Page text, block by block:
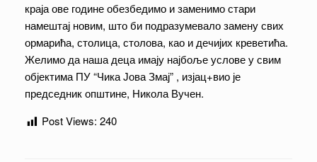
краја ове године обезбедимо и заменимо стари
намештај новим, што би подразумевало замену свих
ормарића, столица, столова, као и дечијих креветића.
Желимо да наша деца имају најбоље услове у свим
објектима ПУ “Чика Јова Змај” , изјац+вио је
председник општине, Никола Вучен.
Post Views: 240